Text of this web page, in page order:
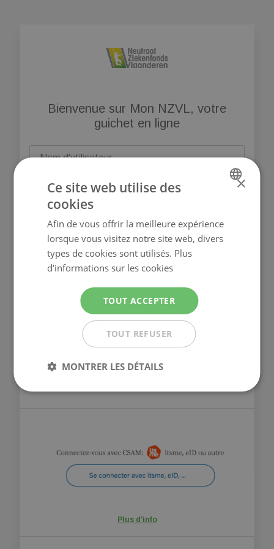
Bienvenue sur Mon NZVL, votre
guichet en ligne
Nom d'utilisateur
Mot de passe
Se connecter
Nom d'utilisateuroumot de passeoublié
Nom d'utilisateur et mot de passe oubliés
Créez une compte
votre connexion ?Consultez
Plus d'info
FRENCH
×
Ce site web utilise des
cookies
Afin de vous offrir la meilleure expérience
lorsque vous visitez notre site web, divers
types de cookies sont utilisés. Plus
d'informations sur les cookies
TOUT ACCEPTER
TOUT REFUSER
MONTRER LES DÉTAILS